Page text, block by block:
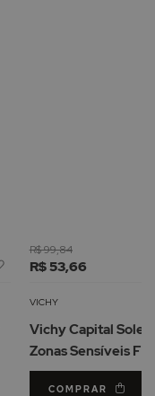
Adicionar
Lista
Desejos
R$ 53,66
R$ 99,84
VICHY
Vichy Capital Soleil
Zonas Sensíveis
COMPRAR